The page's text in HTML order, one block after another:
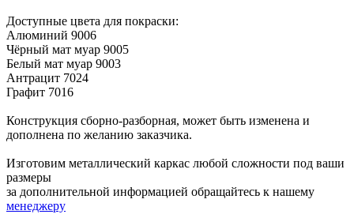
Доступные цвета для покраски:
Алюминий 9006
Чёрный мат муар 9005
Белый мат муар 9003
Антрацит 7024
Графит 7016
Конструкция сборно-разборная, может быть изменена и
дополнена по желанию заказчика.
Изготовим металлический каркас любой сложности под ваши
размеры
за дополнительной информацией обращайтесь к нашему
менеджеру